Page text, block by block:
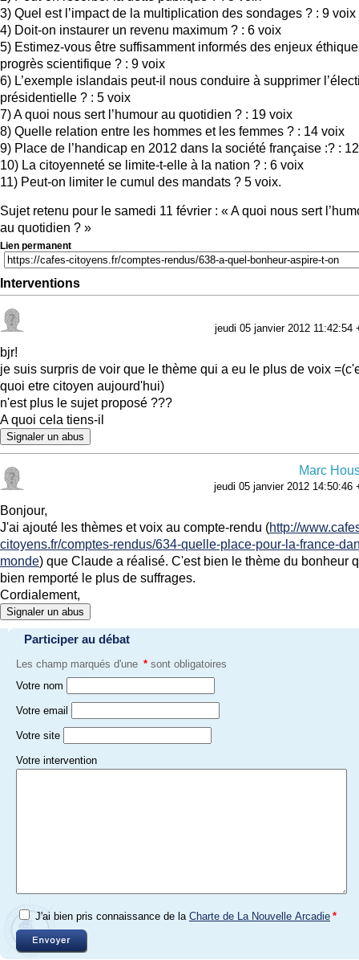
3) Quel est l’impact de la multiplication des sondages ? : 9 voix
4) Doit-on instaurer un revenu maximum ? : 6 voix
5) Estimez-vous être suffisamment informés des enjeux
progrès scientifique ? : 9 voix
6) L’exemple islandais peut-il nous conduire à supprimer
présidentielle ? : 5 voix
7) A quoi nous sert l’humour au quotidien ? : 19 voix
8) Quelle relation entre les hommes et les femmes ? : 14 voix
9) Place de l’handicap en 2012 dans la société française :? :
10) La citoyenneté se limite-t-elle à la nation ? : 6 voix
11) Peut-on limiter le cumul des mandats ? 5 voix.
Sujet retenu pour le samedi 11 février : « A quoi nous sert
au quotidien ? »
Lien permanent
Interventions
jeudi 05 janvier 2012 11:42:54
bjr!
je suis surpris de voir que le thème qui a eu le plus de voix
quoi etre citoyen aujourd'hui)
n'est plus le sujet proposé ???
A quoi cela tiens-il
Signaler un abus
Marc
jeudi 05 janvier 2012 14:50:46
Bonjour,
J'ai ajouté les thèmes et voix au compte-rendu (http://
citoyens.fr/comptes-rendus/634-quelle-place-pour-la-france-
monde) que Claude a réalisé. C'est bien le thème du bonheur
bien remporté le plus de suffrages.
Cordialement,
Signaler un abus
Participer au débat
Les champ marqués d'une * sont obligatoires
Votre nom
Votre email
Votre site
Votre intervention
J'ai bien pris connaissance de la Charte de La Nouvelle Arcadie *